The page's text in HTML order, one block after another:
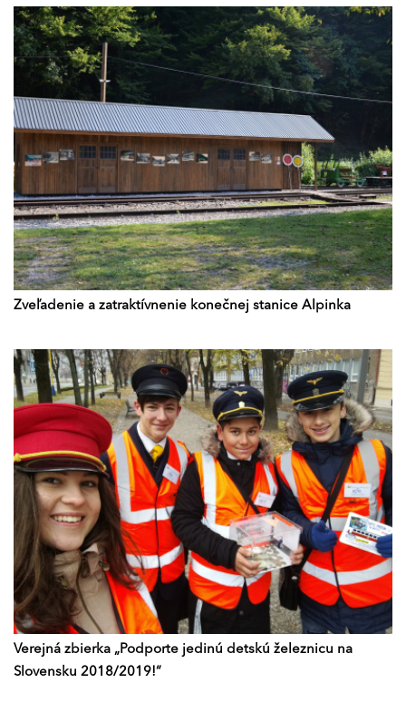
Zveľadenie a zatraktívnenie konečnej stanice Alpinka
Verejná zbierka „Podporte jedinú detskú železnicu na
Slovensku 2018/2019!“